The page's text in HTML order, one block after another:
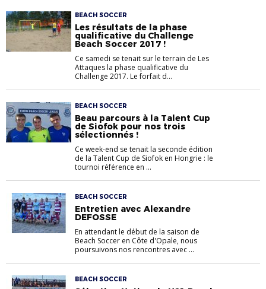
BEACH SOCCER
Les résultats de la phase
qualificative du Challenge
Beach Soccer 2017 !
Ce samedi se tenait sur le terrain de Les
Attaques la phase qualificative du
Challenge 2017. Le forfait d...
BEACH SOCCER
Beau parcours à la Talent Cup
de Siofok pour nos trois
sélectionnés !
Ce week-end se tenait la seconde édition
de la Talent Cup de Siofok en Hongrie : le
tournoi référence en ...
BEACH SOCCER
Entretien avec Alexandre
DEFOSSE
En attendant le début de la saison de
Beach Soccer en Côte d'Opale, nous
poursuivons nos rencontres avec ...
BEACH SOCCER